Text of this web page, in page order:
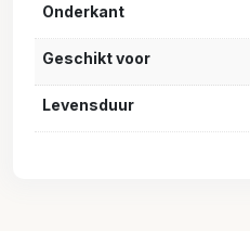
Onderkant
Geschikt voor
Levensduur